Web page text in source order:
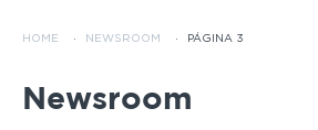
HOME · NEWSROOM · PÁGINA 3
Newsroom